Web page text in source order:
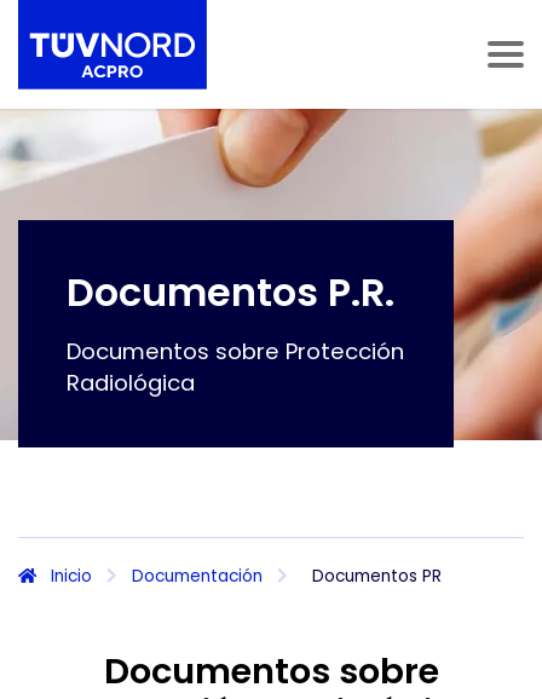
Documentos P.R.
Documentos sobre Protección
Radiológica
Inicio Documentación Documentos PR
Documentos sobre
navegación